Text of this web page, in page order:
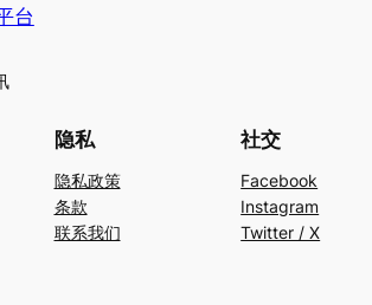
台
隐私
隐私政策
条款
联系我们
社交
Facebook
Instagram
Twitter / X